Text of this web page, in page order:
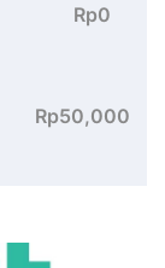
Rp0
Rp50,000